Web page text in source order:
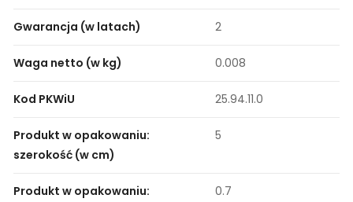
Gwarancja (w latach) 2
Waga netto (w kg) 0.008
Kod PKWiU 25.94.11.0
Produkt w opakowaniu:
szerokość (w cm)
5
Produkt w opakowaniu:
0.7